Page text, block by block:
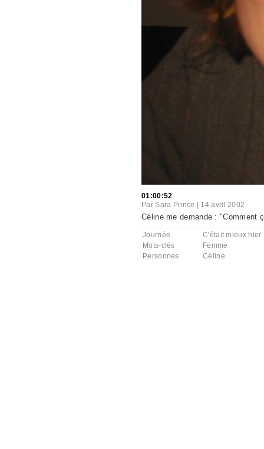
01:00:52
Par Sara Prince 14 avril 2002
Céline me demande : "Comment
Journée
C'était mieux hier
Mots-clés
Femme
Personnes
Céline